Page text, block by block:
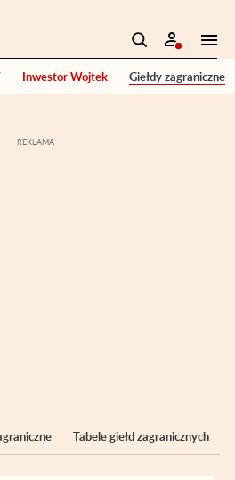
Inwestor Wojtek Giełdy zagraniczne
Tabele giełd zagranicznych